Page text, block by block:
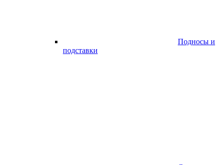
Подносы и
подставки